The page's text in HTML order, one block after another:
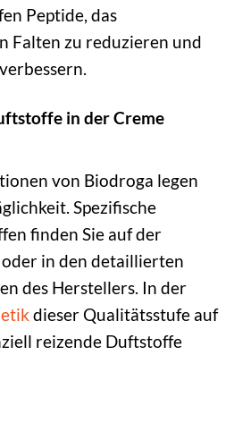
Peptide, das
Falten zu reduzieren und
in der Creme
von Biodroga legen
Spezifische
finden Sie auf der
in den detaillierten
des Herstellers. In der
dieser Qualitätsstufe auf
reizende Duftstoffe